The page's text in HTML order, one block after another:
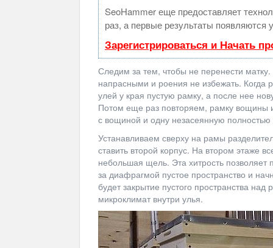
SeoHammer еще предоставляет
раз, а первые результаты появляются
Зарегистрироваться и Начать
Следим за тем, чтобы не перенести
напрасными и роения не избежать. Когда
улей у края пустую рамку, а после нее
Потом еще раз повторяем, рамку вощины
с вощиной и одну незасеянную
Устанавливаем сверху на рамы
ставить второй корпус. На втором этаже
небольшая щель. Эта хитрость позволяет
за диафрагмой пустое пространство и
будет закрытие пустого пространства
микроклимат внутри улья.